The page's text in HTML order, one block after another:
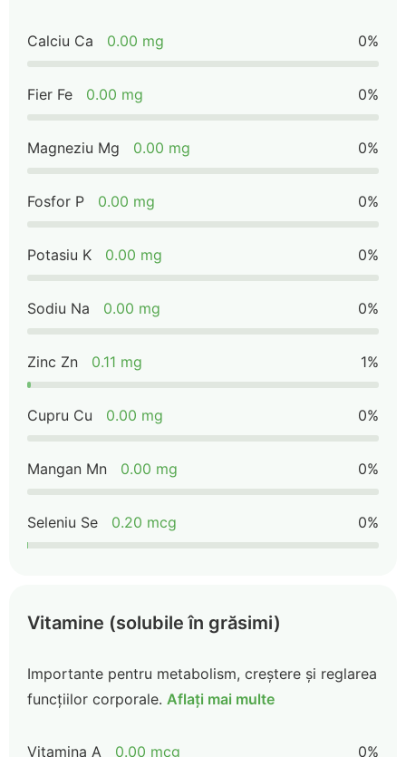
Calciu Ca 0.00 mg 0%
Fier Fe 0.00 mg 0%
Magneziu Mg 0.00 mg 0%
Fosfor P 0.00 mg 0%
Potasiu K 0.00 mg 0%
Sodiu Na 0.00 mg 0%
Zinc Zn 0.11 mg 1%
Cupru Cu 0.00 mg 0%
Mangan Mn 0.00 mg 0%
Seleniu Se 0.20 mcg 0%
Vitamine (solubile în grăsimi)
Importante pentru metabolism, creștere și reglarea
funcțiilor corporale. Aflați mai multe
Vitamina A 0.00 mcg 0%